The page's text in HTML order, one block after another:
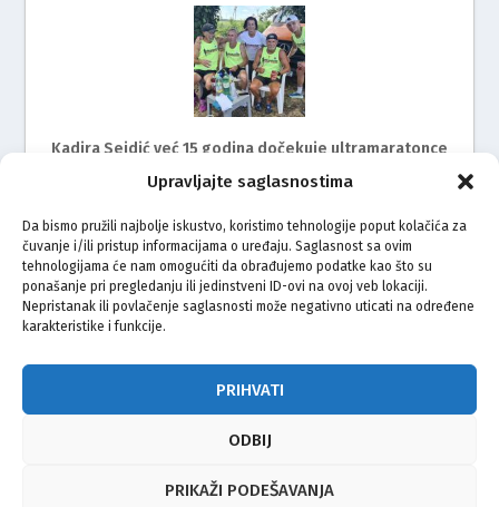
Upravljajte saglasnostima
Da bismo pružili najbolje iskustvo, koristimo tehnologije poput kolačića za
čuvanje i/ili pristup informacijama o uređaju. Saglasnost sa ovim
tehnologijama će nam omogućiti da obrađujemo podatke kao što su
ponašanje pri pregledanju ili jedinstveni ID-ovi na ovoj veb lokaciji.
Nepristanak ili povlačenje saglasnosti može negativno uticati na određene
karakteristike i funkcije.
PRIHVATI
ODBIJ
PRIKAŽI PODEŠAVANJA
Kadira Sejdić već 15 godina dočekuje ultramaratonce
Mimohod za žrtve genocida u Srebrenici i ove godine
na ulicama Rijeke
© Vijeće bošnjačke nacionalne manjine Grada Zagreba 2026